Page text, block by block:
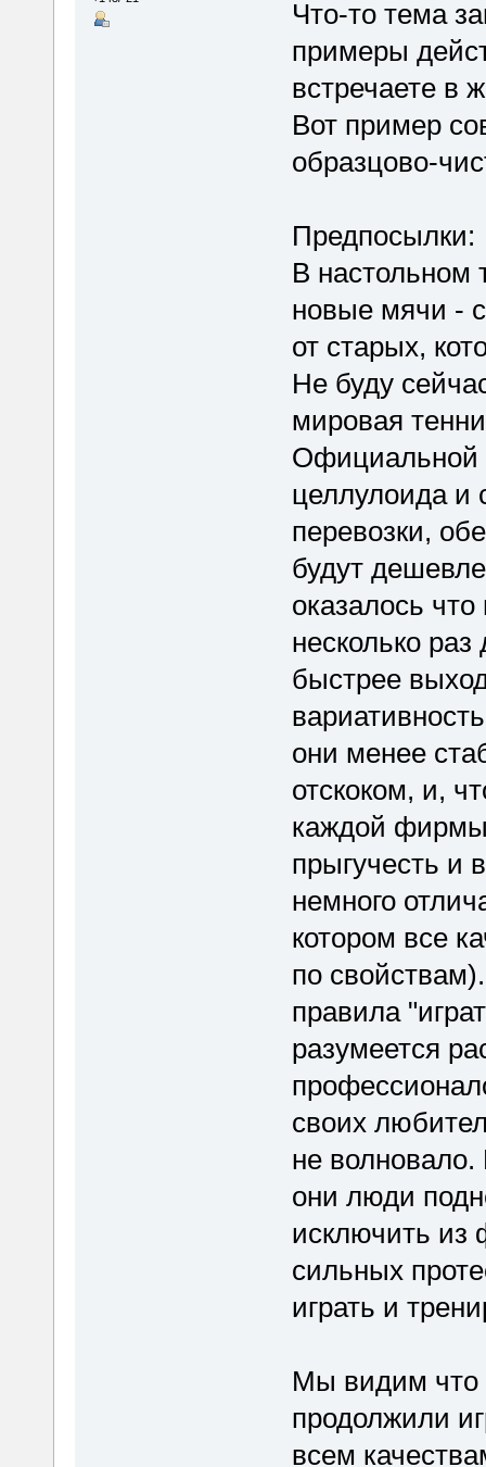
Что-то тема
примеры
встречаете в
Вот пример
образцово-
Предпосылки:
В настольном
новые мячи -
от старых,
Не буду
мировая
Официальной
целлулоида и
перевозки,
будут
оказалось
несколько
быстрее
они менее
отскоком, и,
каждой
прыгучесть и
немного
котором все
по
правила
разумеется
своих
не
они люди
исключить из
сильных
играть и
Мы видим что
продолжили
всем